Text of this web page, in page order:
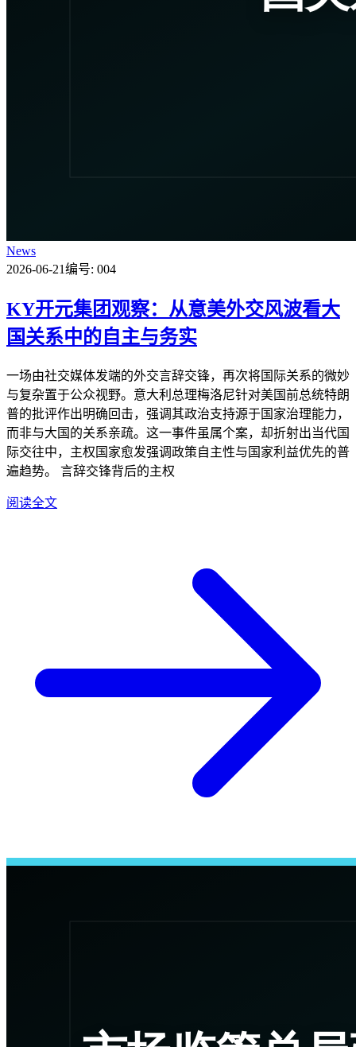
News
2026-06-21编号: 004
KY开元集团观察：从意美外交风波看大
国关系中的自主与务实
一场由社交媒体发端的外交言辞交锋，再次将国际关系的微妙
与复杂置于公众视野。意大利总理梅洛尼针对美国前总统特朗
普的批评作出明确回击，强调其政治支持源于国家治理能力，
而非与大国的关系亲疏。这一事件虽属个案，却折射出当代国
际交往中，主权国家愈发强调政策自主性与国家利益优先的普
遍趋势。 言辞交锋背后的主权
阅读全文